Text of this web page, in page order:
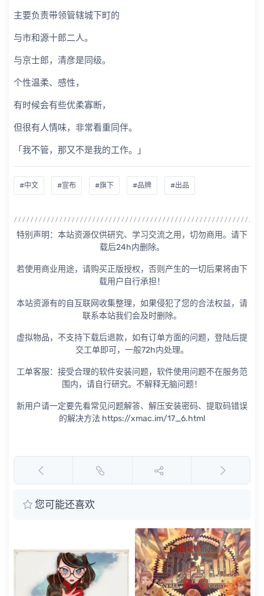
主要负责带领管辖城下町的
与市和源十郎二人。
与京士郎，清彦是同级。
个性温柔、感性，
有时候会有些优柔寡断，
但很有人情味，非常看重同伴。
「我不管，那又不是我的工作。」
#中文 #宣布 #旗下 #品牌 #出品
特别声明：本站资源仅供研究、学习交流之用，切勿商用。请下
载后24h内删除。
若使用商业用途，请购买正版授权，否则产生的一切后果将由下
载用户自行承担！
本站资源有的自互联网收集整理，如果侵犯了您的合法权益，请
联系本站我们会及时删除。
虚拟物品，不支持下载后退款，如有订单方面的问题，登陆后提
交工单即可，一般72h内处理。
工单客服：接受合理的软件安装问题，软件使用问题不在服务范
围内，请自行研究。不解释无脑问题！
新用户请一定要先看常见问题解答、解压安装密码、提取码错误
的解决方法 https://xmac.im/17_6.html
您可能还喜欢